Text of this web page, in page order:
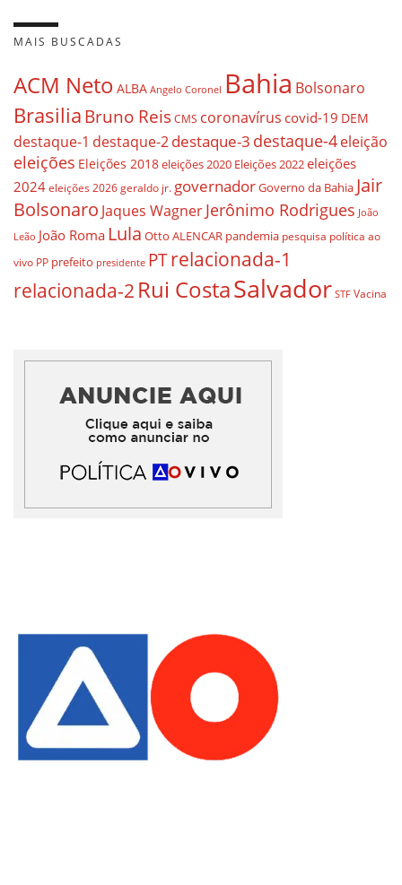
MAIS BUSCADAS
ACM Neto ALBA Angelo Coronel Bahia Bolsonaro
BrasiliaBruno ReisCMS coronavírus covid-19 DEM
destaque-1 destaque-2destaque-3 destaque-4eleição
eleições Eleições 2018eleições 2020 Eleições 2022eleições
2024 eleições 2026 geraldo jr. governadorGoverno da Bahia Jair
Bolsonaro Jaques WagnerJerônimo Rodrigues João
Leão João Roma Lula Otto ALENCAR pandemia pesquisa política ao
vivo PP prefeito presidente PTrelacionada-1
relacionada-2 Rui CostaSalvador STF Vacina